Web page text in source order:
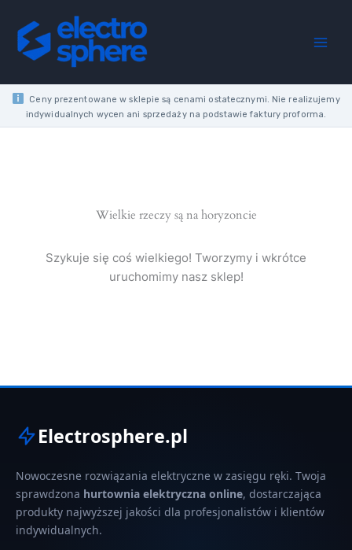
treści
Ceny prezentowane w sklepie są cenami ostatecznymi. Nie realizujemy
indywidualnych wycen ani sprzedaży na podstawie faktury proforma.
Wielkie rzeczy są na horyzoncie
Szykuje się coś wielkiego! Tworzymy i wkrótce
uruchomimy nasz sklep!
Electrosphere.pl
Nowoczesne rozwiązania elektryczne w zasięgu ręki. Twoja
sprawdzona hurtownia elektryczna online, dostarczająca
produkty najwyższej jakości dla profesjonalistów i klientów
indywidualnych.